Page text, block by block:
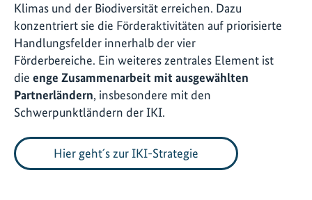
Klimas und der Biodiversität erreichen. Dazu
konzentriert sie die Förderaktivitäten auf priorisierte
Handlungsfelder innerhalb der vier
Förderbereiche. Ein weiteres zentrales Element ist
die enge Zusammenarbeit mit ausgewählten
Partnerländern, insbesondere mit den
Schwerpunktländern der IKI.
Hier geht´s zur IKI-Strategie